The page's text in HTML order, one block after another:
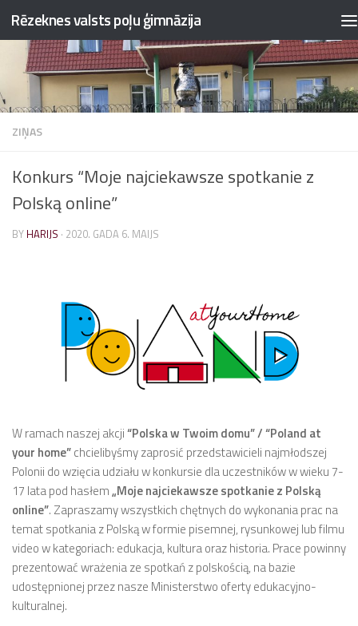
Skip to content
Rēzeknes valsts poļu ģimnāzija
ZIŅAS
Konkurs “Moje najciekawsze spotkanie z
Polską online”
BY HARIJS · 2020. GADA 6. MAIJS
W ramach naszej akcji“Polska w Twoim domu” / “Poland at
your home”chcielibyśmy zaprosić przedstawicieli najmłodszej
Polonii do wzięcia udziału w konkursie dla uczestników w wieku 7-
17 lata pod hasłem„Moje najciekawsze spotkanie z Polską
online”. Zapraszamy wszystkich chętnych do wykonania prac na
temat spotkania z Polską w formie pisemnej, rysunkowej lub filmu
video w kategoriach: edukacja, kultura oraz historia. Prace powinny
prezentować wrażenia ze spotkań z polskością, na bazie
udostępnionej przez nasze Ministerstwo oferty edukacyjno-
kulturalnej.